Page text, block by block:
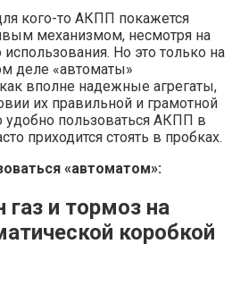
кого-то АКПП покажется
механизмом, несмотря на
использования. Но это только на
деле «автоматы»
вполне надежные агрегаты,
их правильной и грамотной
удобно пользоваться АКПП в
приходится стоять в пробках.
«автоматом»:
и тормоз на
коробкой